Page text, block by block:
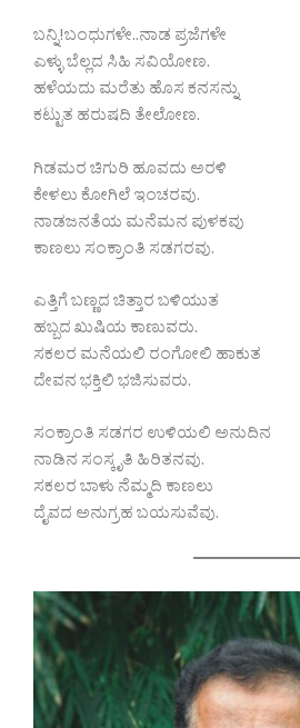
ಬನ್ನಿ!ಬಂಧುಗಳೇ..ನಾಡ ಪ್ರಜೆಗಳೇ
ಎಳ್ಳು ಬೆಲ್ಲದ ಸಿಹಿ ಸವಿಯೋಣ.
ಹಳೆಯದು ಮರೆತು ಹೊಸ ಕನಸನ್ನು
ಕಟ್ಟುತ ಹರುಷದಿ ತೇಲೋಣ.
ಗಿಡಮರ ಚಿಗುರಿ ಹೂವದು ಅರಳಿ
ಕೇಳಲು ಕೋಗಿಲೆ ಇಂಚರವು.
ನಾಡಜನತೆಯ ಮನೆಮನ ಪುಳಕವು
ಕಾಣಲು ಸಂಕ್ರಾಂತಿ ಸಡಗರವು.
ಎತ್ತಿಗೆ ಬಣ್ಣದ ಚಿತ್ತಾರ ಬಳಿಯುತ
ಹಬ್ಬದ ಖುಷಿಯ ಕಾಣುವರು.
ಸಕಲರ ಮನೆಯಲಿ ರಂಗೋಲಿ ಹಾಕುತ
ದೇವನ ಭಕ್ತಿಲಿ ಭಜಿಸುವರು.
ಸಂಕ್ರಾಂತಿ ಸಡಗರ ಉಳಿಯಲಿ ಅನುದಿನ
ನಾಡಿನ ಸಂಸ್ಕೃತಿ ಹಿರಿತನವು.
ಸಕಲರ ಬಾಳು ನೆಮ್ಮದಿ ಕಾಣಲು
ದೈವದ ಅನುಗ್ರಹ ಬಯಸುವೆವು.